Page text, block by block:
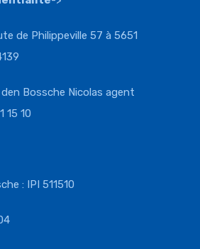
de Philippeville 57 à 5651
Bossche Nicolas agent
15 10
: IPI 511510